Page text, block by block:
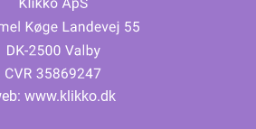
www.klikko.dk